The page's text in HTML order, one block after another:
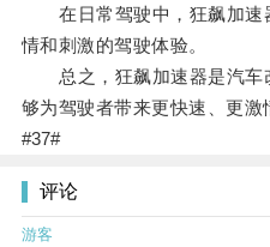
在日常驾驶中，狂飙加速
情和刺激的驾驶体验。
总之，狂飙加速器是汽车
够为驾驶者带来更快速、更激
#37#
评论
游客